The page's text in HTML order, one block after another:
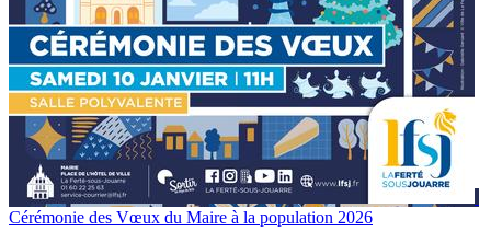
Cérémonie des Vœux du Maire à la population 2026